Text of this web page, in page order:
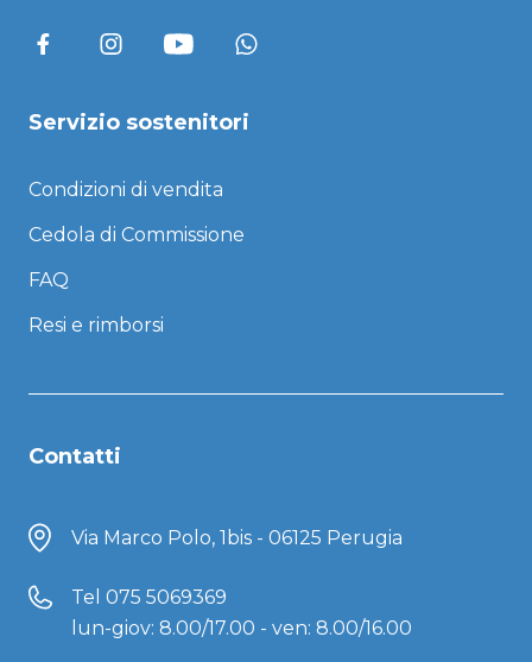
Servizio sostenitori
Condizioni di vendita
Cedola di Commissione
FAQ
Resi e rimborsi
Contatti
Via Marco Polo, 1bis - 06125 Perugia
Tel 075 5069369
lun-giov: 8.00/17.00 - ven: 8.00/16.00